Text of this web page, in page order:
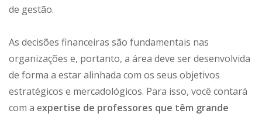
de gestão.
As decisões financeiras são fundamentais nas
organizações e, portanto, a área deve ser desenvolvida
de forma a estar alinhada com os seus objetivos
estratégicos e mercadológicos. Para isso, você contará
com a expertise de professores que têm grande